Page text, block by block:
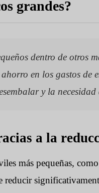
grandes?
dentro de otros
en los gastos de
y la necesidad
a la
más pequeñas,
reducir